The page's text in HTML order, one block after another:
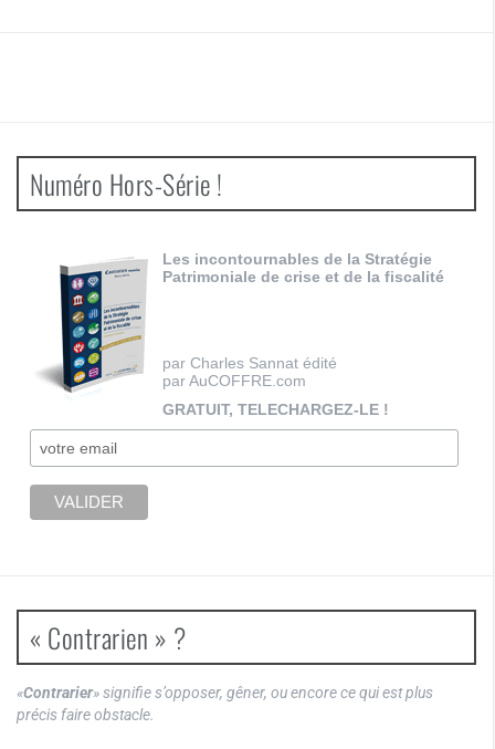
Numéro Hors-Série !
Les incontournables de la Stratégie
Patrimoniale de crise et de la fiscalité
par Charles Sannat édité
par AuCOFFRE.com
GRATUIT, TELECHARGEZ-LE !
« Contrarien » ?
«Contrarier» signifie s’opposer, gêner, ou encore ce qui est plus
précis faire obstacle.